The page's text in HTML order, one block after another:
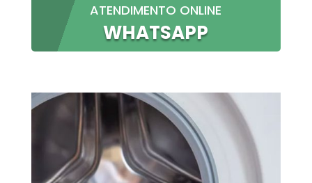
ATENDIMENTO ONLINE
WHATSAPP